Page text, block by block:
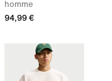
homme
94,99 €